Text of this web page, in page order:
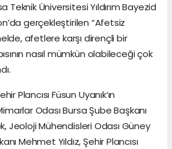
Teknik Üniversitesi Yıldırım Bayezid
gerçekleştirilen “Afetsiz
afetlere karşı dirençli bir
nasıl mümkün olabileceği çok
Plancısı Füsun Uyanık’ın
Odası Bursa Şube Başkanı
Jeoloji Mühendisleri Odası Güney
Mehmet Yıldız, Şehir Plancısı